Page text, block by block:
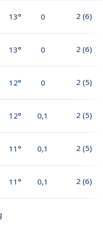
13° 0 2 (6)
13° 0 2 (6)
12° 0 2 (5)
12° 0,1 2 (5)
11° 0,1 2 (5)
11° 0,1 2 (6)